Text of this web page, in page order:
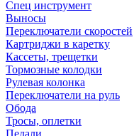
Спец инструмент
Выносы
Переключатели скоростей
Картриджи в каретку
Кассеты, трещетки
Тормозные колодки
Рулевая колонка
Переключатели на руль
Обода
Тросы, оплетки
Педали